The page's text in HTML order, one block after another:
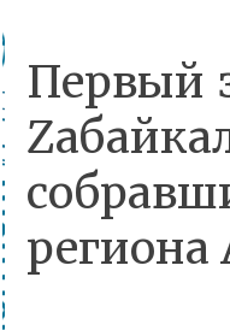
Первый
региона